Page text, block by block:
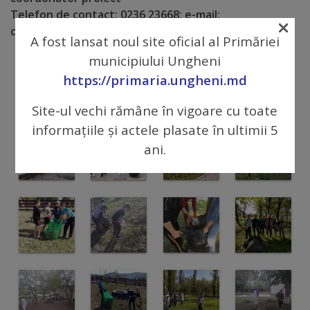
Regulamentul
de
funcționare
Integritate
și
Consiliul
Municipal
Secretar
Consilieri
Telefon de contact: 0236 23668; e-mail:
crdd_ungheni@yahoo.com
A fost lansat noul site oficial al Primăriei
municipiului Ungheni
https://primaria.ungheni.md
Site-ul vechi rămâne în vigoare cu toate
informațiile și actele plasate în ultimii 5
ani.
×